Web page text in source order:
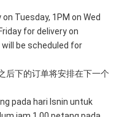
Tuesday, 1PM on Wed
for delivery on
be scheduled for
后下的订单将安排在下一个
pada hari Isnin untuk